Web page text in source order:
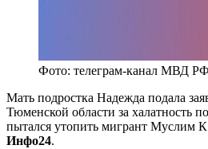
Фото: телеграм-канал МВД РФ
Мать подростка Надежда подала
Тюменской области за халатность
пытался утопить мигрант Муслим
Инфо24.